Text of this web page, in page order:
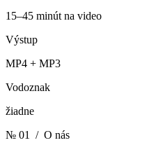
15–45 minút na video
Výstup
MP4 + MP3
Vodoznak
žiadne
№ 01
/ O nás